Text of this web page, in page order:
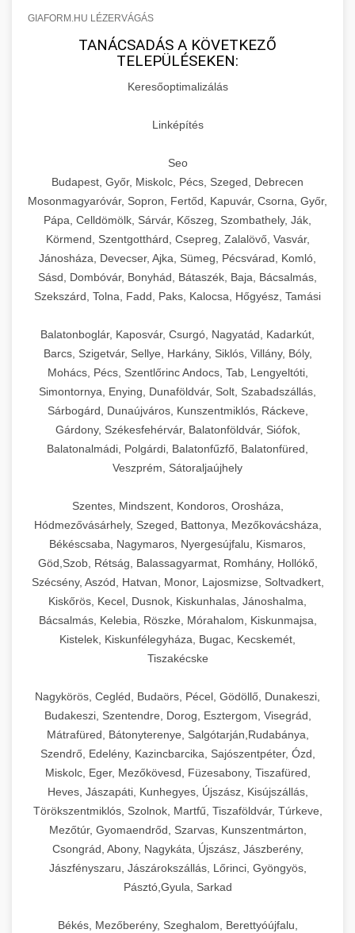
GIAFORM.HU LÉZERVÁGÁS
TANÁCSADÁS A KÖVETKEZŐ
TELEPÜLÉSEKEN:
Keresőoptimalizálás
Linképítés
Seo
Budapest, Győr, Miskolc, Pécs, Szeged, Debrecen
Mosonmagyaróvár, Sopron, Fertőd, Kapuvár, Csorna, Győr,
Pápa, Celldömölk, Sárvár, Kőszeg, Szombathely, Ják,
Körmend, Szentgotthárd, Csepreg, Zalalövő, Vasvár,
Jánosháza, Devecser, Ajka, Sümeg, Pécsvárad, Komló,
Sásd, Dombóvár, Bonyhád, Bátaszék, Baja, Bácsalmás,
Szekszárd, Tolna, Fadd, Paks, Kalocsa, Hőgyész, Tamási
Balatonboglár, Kaposvár, Csurgó, Nagyatád, Kadarkút,
Barcs, Szigetvár, Sellye, Harkány, Siklós, Villány, Bóly,
Mohács, Pécs, Szentlőrinc Andocs, Tab, Lengyeltóti,
Simontornya, Enying, Dunaföldvár, Solt, Szabadszállás,
Sárbogárd, Dunaújváros, Kunszentmiklós, Ráckeve,
Gárdony, Székesfehérvár, Balatonföldvár, Siófok,
Balatonalmádi, Polgárdi, Balatonfűzfő, Balatonfüred,
Veszprém, Sátoraljaújhely
Szentes, Mindszent, Kondoros, Orosháza,
Hódmezővásárhely, Szeged, Battonya, Mezőkovácsháza,
Békéscsaba, Nagymaros, Nyergesújfalu, Kismaros,
Göd,Szob, Rétság, Balassagyarmat, Romhány, Hollókő,
Szécsény, Aszód, Hatvan, Monor, Lajosmizse, Soltvadkert,
Kiskőrös, Kecel, Dusnok, Kiskunhalas, Jánoshalma,
Bácsalmás, Kelebia, Röszke, Mórahalom, Kiskunmajsa,
Kistelek, Kiskunfélegyháza, Bugac, Kecskemét,
Tiszakécske
Nagykörös, Cegléd, Budaörs, Pécel, Gödöllő, Dunakeszi,
Budakeszi, Szentendre, Dorog, Esztergom, Visegrád,
Mátrafüred, Bátonyterenye, Salgótarján,Rudabánya,
Szendrő, Edelény, Kazincbarcika, Sajószentpéter, Ózd,
Miskolc, Eger, Mezőkövesd, Füzesabony, Tiszafüred,
Heves, Jászapáti, Kunhegyes, Újszász, Kisújszállás,
Törökszentmiklós, Szolnok, Martfű, Tiszaföldvár, Túrkeve,
Mezőtúr, Gyomaendrőd, Szarvas, Kunszentmárton,
Csongrád, Abony, Nagykáta, Újszász, Jászberény,
Jászfényszaru, Jászárokszállás, Lőrinci, Gyöngyös,
Pásztó,Gyula, Sarkad
Békés, Mezőberény, Szeghalom, Berettyóújfalu,